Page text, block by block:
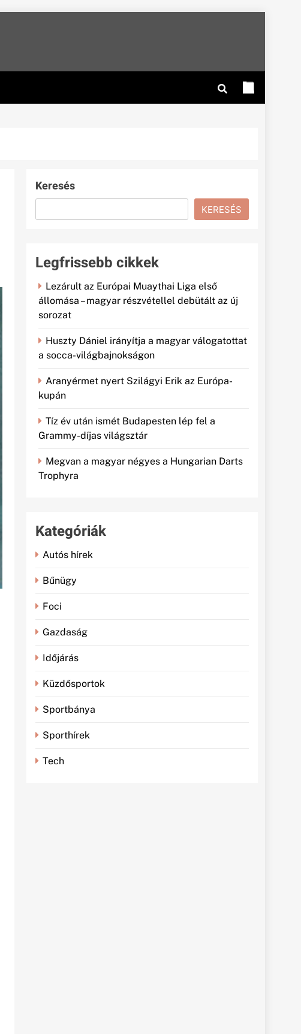
Keresés
KERESÉS
Legfrissebb cikkek
Lezárult az Európai Muaythai Liga első
állomása – magyar részvétellel debütált az új
sorozat
Huszty Dániel irányítja a magyar válogatottat
a socca-világbajnokságon
Aranyérmet nyert Szilágyi Erik az Európa-
kupán
Tíz év után ismét Budapesten lép fel a
Grammy-díjas világsztár
Megvan a magyar négyes a Hungarian Darts
Trophyra
Kategóriák
Autós hírek
Bűnügy
Foci
Gazdaság
Időjárás
Küzdősportok
Sportbánya
Sporthírek
Tech